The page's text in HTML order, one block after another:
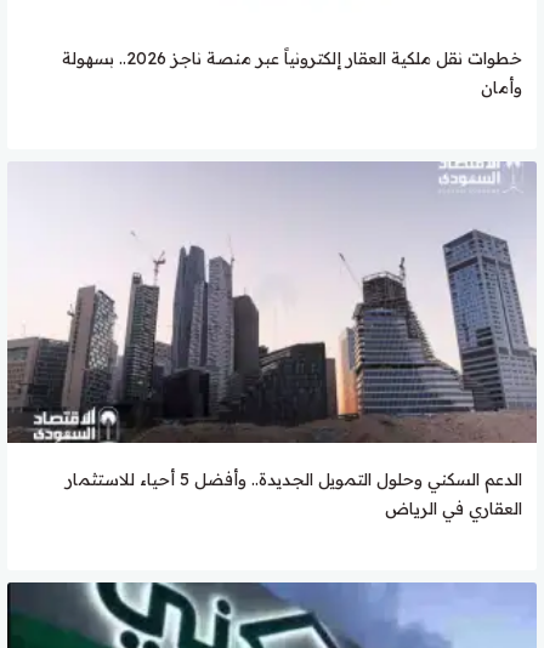
خطوات نقل ملكية العقار إلكترونياً عبر منصة ناجز 2026.. بسهولة
وأمان
الدعم السكني وحلول التمويل الجديدة.. وأفضل 5 أحياء للاستثمار
العقاري في الرياض